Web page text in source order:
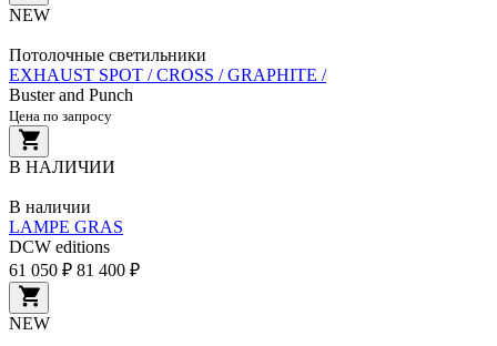
NEW
Потолочные светильники
EXHAUST SPOT / CROSS / GRAPHITE /
Buster and Punch
Цена по запросу
В НАЛИЧИИ
В наличии
LAMPE GRAS
DCW editions
61 050 ₽ 81 400 ₽
NEW